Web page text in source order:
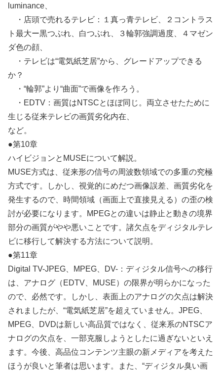
luminance、
・店頭で売れるテレビ：１真っ青テレビ、２コントラス
ト最大ー黒つぶれ、白つぶれ、３輪郭強調過度、４マゼン
ダ色の顔、
・テレビは“電気紙芝居”から、グレードアップできる
か？
・“輪郭”より“曲面”で画像を作ろう。
・EDTV：画質はNTSCとほぼ同じ。両立させたために
生じる従来テレビの画質劣化内在、
など。
●第10章
ハイビジョンとMUSEについて解説。
MUSE方式は、従来形の信号の周波数領域での多重の究極
方式です。しかし、視覚的にめだつ画像誤差、画質劣化を
発生するので、時間領域（画面上で直接見える）の歪の検
討が必要になります。MPEGとの違いは静止と動きの境界
部分の画質がやや悪いことです。諸欠点をディジタルテレ
ビに移行して解決する方法について説明。
●第11章
Digital TV-JPEG、MPEG、DV-：ディジタル信号への移行
は、アナログ（EDTV、MUSE）の限界が明らかになった
ので、必然です。しかし、表面上のアナログの欠点は解決
されましたが、“電気紙芝居”を超えていません。JPEG、
MPEG、DVDは新しい高品質ではなく、従来系のNTSCア
ナログの欠点を、一部克服しようとしたに過ぎないといえ
ます。今後、高品位コンテンツ主眼の新メディアを考えた
ほうが良いと筆者は思います。また、“ディジタル臭い画